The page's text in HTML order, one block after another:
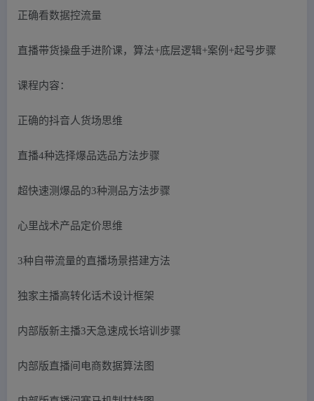
正确看数据控流量
直播带货操盘手进阶课，算法+底层逻辑+案例+起号步骤
课程内容：
正确的抖音人货场思维
直播4种选择爆品选品方法步骤
超快速测爆品的3种测品方法步骤
心里战术产品定价思维
3种自带流量的直播场景搭建方法
独家主播高转化话术设计框架
内部版新主播3天急速成长培训步骤
内部版直播间电商数据算法图